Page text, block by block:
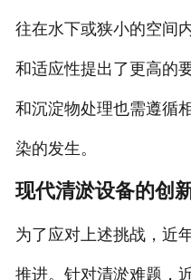
往在水下或狭小的空间
和适应性提出了更高的
和沉淀物处理也需遵循
染的发生。
现代清淤设备的创
为了应对上述挑战，近
推进。针对清淤难题，